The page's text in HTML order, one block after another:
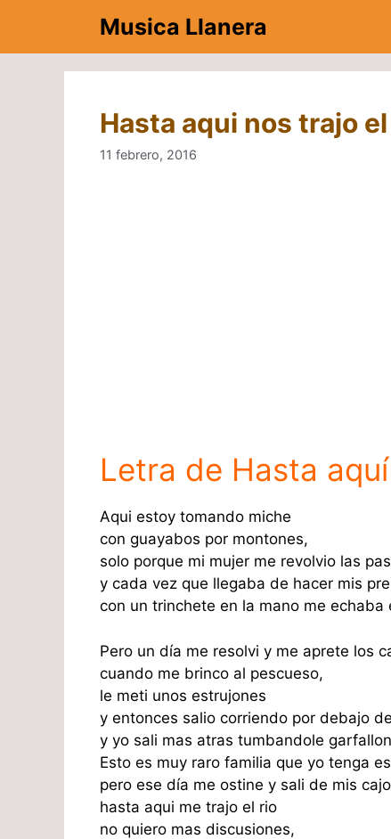
contenido
Musica Llanera
Hasta aqui nos trajo
11 febrero, 2016
Letra de Hasta
Aqui estoy tomando miche
con guayabos por montones,
solo porque mi mujer me revolvio las
y cada vez que llegaba de hacer mis
con un trinchete en la mano me echaba
Pero un día me resolvi y me aprete los
cuando me brinco al pescueso,
le meti unos estrujones
y entonces salio corriendo por debajo
y yo sali mas atras tumbandole
Esto es muy raro familia que yo tenga
pero ese día me ostine y sali de mis
hasta aqui me trajo el rio
no quiero mas discusiones,